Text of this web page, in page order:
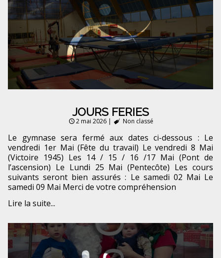
JOURS FERIES
2 mai 2026 | Non classé
Le gymnase sera fermé aux dates ci-dessous : Le
vendredi 1er Mai (Fête du travail) Le vendredi 8 Mai
(Victoire 1945) Les 14 / 15 / 16 /17 Mai (Pont de
l’ascension) Le Lundi 25 Mai (Pentecôte) Les cours
suivants seront bien assurés : Le samedi 02 Mai Le
samedi 09 Mai Merci de votre compréhension
Lire la suite...